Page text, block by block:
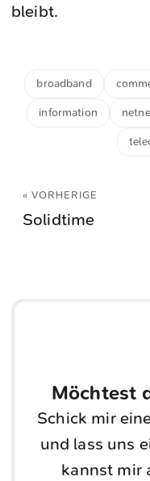
bleibt.
broadband
information
« VORHERIGE
Solidtime
Möchtest
Schick mir
und lass uns
kannst mir